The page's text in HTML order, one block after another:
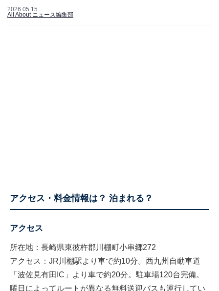
2026.05.15
All About ニュース編集部
アクセス・料金情報は？ 泊まれる？
アクセス
所在地：長崎県東彼杵郡川棚町小串郷272
アクセス：JR川棚駅より車で約10分。西九州自動車道
「波佐見有田IC」より車で約20分。駐車場120台完備。
曜日によってルートが異なる無料送迎バスも運行してい